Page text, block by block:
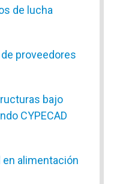
de lucha
proveedores
bajo
CYPECAD
alimentación